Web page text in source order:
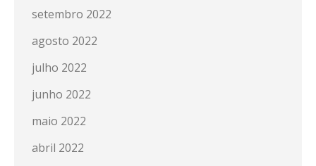
setembro 2022
agosto 2022
julho 2022
junho 2022
maio 2022
abril 2022